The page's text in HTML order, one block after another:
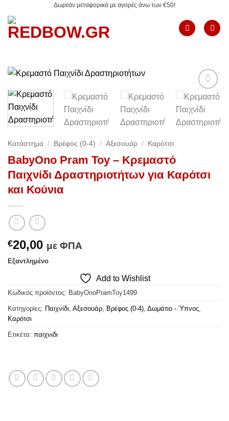
στο
περιεχόμενο
Δωρεάν μεταφορικά με αγορές άνω των €50!
Add to
Wishlist
Κατάστημα / Βρέφος (0-4) / Αξεσουάρ / Καρότσι
BabyOno Pram Toy – Κρεμαστό
Παιχνίδι Δραστηριοτήτων για Καρότσι
και Κούνια
€20,00 με ΦΠΑ
Εξαντλημένο
Add to Wishlist
Κωδικός προϊόντος: BabyOnoPramToy1499
Κατηγορίες: Παιχνίδι, Αξεσουάρ, Βρέφος (0-4), Δωμάτιο - Ύπνος,
Καρότσι
Ετικέτα: παιχνιδι